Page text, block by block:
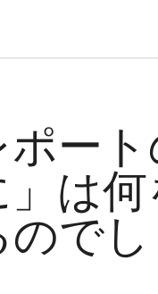
ー
」は
でし